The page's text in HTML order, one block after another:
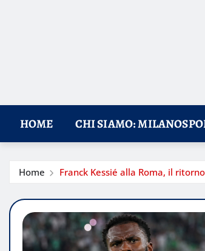
HOME CHI SIAMO:
Home Franck Kessié alla Roma, il ritorno